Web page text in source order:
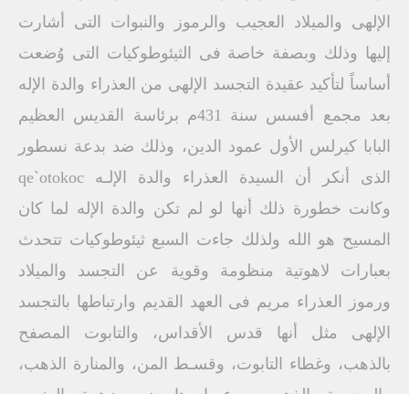
الإلهى والميلاد العجيب والرموز والنبوات التى أشارت
إليها وذلك وبصفة خاصة فى الثيئوطوكيات التى وُضعت
أساساً لتأكيد عقيدة التجسد الإلهى من العذراء والدة الإله
بعد مجمع أفسس سنة 431م برئاسة القديس العظيم
البابا كيرلس الأول عمود الدين، وذلك ضد بدعة نسطور
الذى أنكر أن السيدة العذراء والدة الإلـه qe`otokoc
وكانت خطورة ذلك أنها لو لم تكن والدة الإله لما كان
المسيح هو الله ولذلك جاءت السبع ثيئوطوكيات تتحدث
بعبارات لاهوتية منظومة وقوية عن التجسد والميلاد
ورموز العذراء مريم فى العهد القديم وارتباطها بالتجسد
الإلهى مثل أنها قدس الأقداس، والتابوت المصفح
بالذهب، وغطاء التابوت، وقسـط المن، والمنارة الذهب،